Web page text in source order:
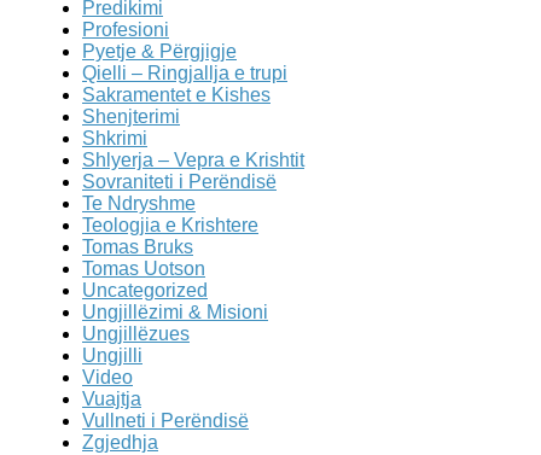
Predikimi
Profesioni
Pyetje & Përgjigje
Qielli – Ringjallja e trupi
Sakramentet e Kishes
Shenjterimi
Shkrimi
Shlyerja – Vepra e Krishtit
Sovraniteti i Perëndisë
Te Ndryshme
Teologjia e Krishtere
Tomas Bruks
Tomas Uotson
Uncategorized
Ungjillëzimi & Misioni
Ungjillëzues
Ungjilli
Video
Vuajtja
Vullneti i Perëndisë
Zgjedhja